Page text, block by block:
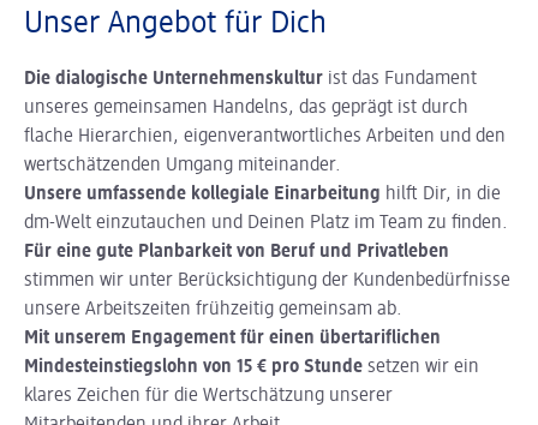
Unser Angebot für Dich
Die dialogische Unternehmenskultur ist das Fundament
unseres gemeinsamen Handelns, das geprägt ist durch
flache Hierarchien, eigenverantwortliches Arbeiten und den
wertschätzenden Umgang miteinander.
Unsere umfassende kollegiale Einarbeitung hilft Dir, in die
dm-Welt einzutauchen und Deinen Platz im Team zu finden.
Für eine gute Planbarkeit von Beruf und Privatleben
stimmen wir unter Berücksichtigung der Kundenbedürfnisse
unsere Arbeitszeiten frühzeitig gemeinsam ab.
Mit unserem Engagement für einen übertariflichen
Mindesteinstiegslohn von 15 € pro Stunde setzen wir ein
klares Zeichen für die Wertschätzung unserer